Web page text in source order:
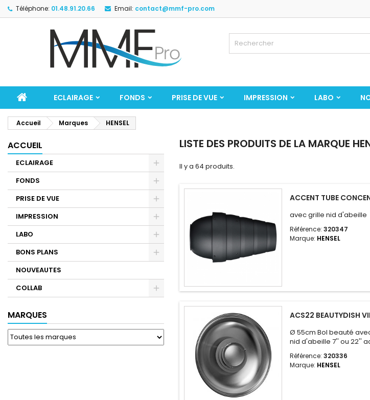
Téléphone: 01.48.91.20.66 Email: contact@mmf-pro.com
ECLAIRAGE FONDS PRISE DE VUE IMPRESSION LABO
Accueil Marques HENSEL
ACCUEIL
ECLAIRAGE
FONDS
PRISE DE VUE
IMPRESSION
LABO
BONS PLANS
NOUVEAUTES
COLLAB
MARQUES
LISTE DES PRODUITS DE LA MARQUE
Il y a 64 produits.
ACCENT TUBE
avec grille nid d'abeille
Référence: 320347
Marque: HENSEL
ACS22 BEAUTYDISH
Ø 55cm Bol beauté
nid d'abeille 7'' ou 22''
Référence: 320336
Marque: HENSEL